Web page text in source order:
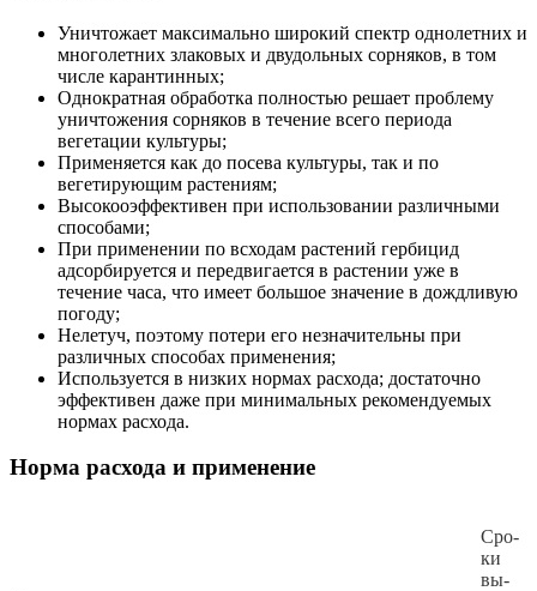
Уничтожает максимально широкий спектр однолетних и
многолетних злаковых и двудольных сорняков, в том
числе карантинных;
Однократная обработка полностью решает проблему
уничтожения сорняков в течение всего периода
вегетации культуры;
Применяется как до посева культуры, так и по
вегетирующим растениям;
Высокооэффективен при использовании различными
способами;
При применении по всходам растений гербицид
адсорбируется и передвигается в растении уже в
течение часа, что имеет большое значение в дождливую
погоду;
Нелетуч, поэтому потери его незначительны при
различных способах применения;
Используется в низких нормах расхода; достаточно
эффективен даже при минимальных рекомендуемых
нормах расхода.
Норма расхода и применение
Сро­
ки
вы­